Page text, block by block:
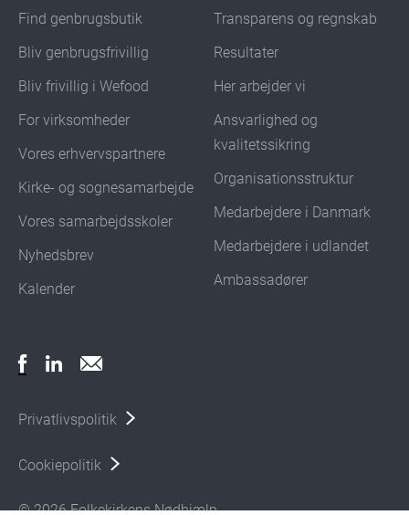
Find genbrugsbutik
Bliv genbrugsfrivillig
Bliv frivillig i Wefood
For virksomheder
Vores erhvervspartnere
Kirke- og sognesamarbejde
Vores samarbejdsskoler
Nyhedsbrev
Kalender
Transparens og regnskab
Resultater
Her arbejder vi
Ansvarlighed og
kvalitetssikring
Organisationsstruktur
Medarbejdere i Danmark
Medarbejdere i udlandet
Ambassadører
© 2026 Folkekirkens Nødhjælp.
Privatlivspolitik
Cookiepolitik